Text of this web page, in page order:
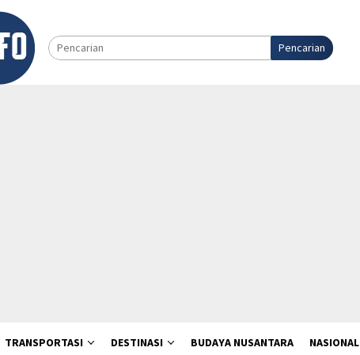
Pencarian
TRANSPORTASI DESTINASI BUDAYA NUSANTARA NASIONAL